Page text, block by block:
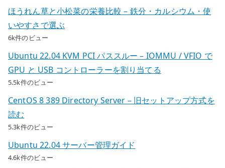
ほうれん草と小松菜の栄養比較 – 鉄分・カルシウム・使
いやすさで選ぶ
6k件のビュー
Ubuntu 22.04 KVM PCI パススルー – IOMMU / VFIO で
GPU と USB コントローラーを割り当てる
5.5k件のビュー
CentOS 8 389 Directory Server – 旧セットアップ方式を
読む
5.3k件のビュー
Ubuntu 22.04 サーバー管理ガイド
4.6k件のビュー